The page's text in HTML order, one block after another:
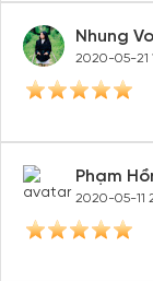
Nhung Vo
2020-05-21
Phạm
2020-05-11